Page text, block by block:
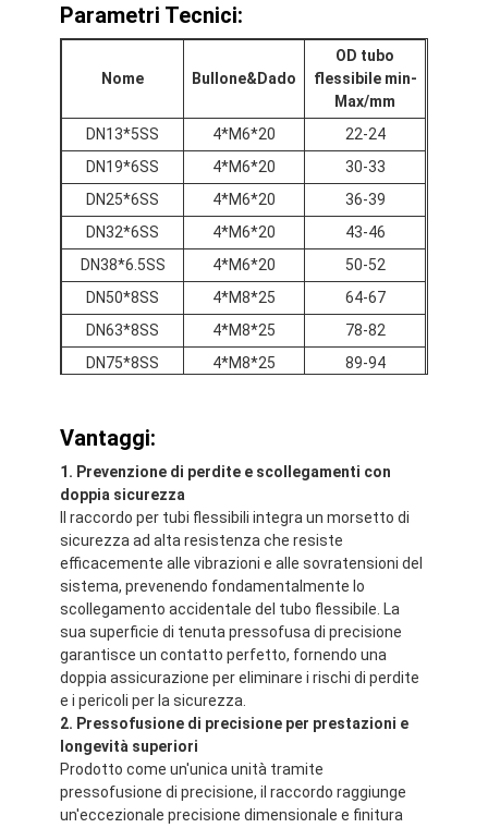
Casa
Prodotti
Circa noi
Parametri Tecnici:
Nome Bullone&Dado
OD tubo
flessibile min-
Max/mm
DN13*5SS
4*M6*20
22-24
DN19*6SS
4*M6*20
30-33
DN25*6SS
4*M6*20
36-39
DN32*6SS
4*M6*20
43-46
DN38*6.5SS
4*M6*20
50-52
DN50*8SS
4*M8*25
64-67
DN63*8SS
4*M8*25
78-82
DN75*8SS
4*M8*25
89-94
DN150*10SS
Vantaggi:
1. Prevenzione di perdite e scollegamenti con
doppia sicurezza
Il raccordo per tubi flessibili integra un morsetto di
sicurezza ad alta resistenza che resiste
efficacemente alle vibrazioni e alle sovratensioni del
sistema, prevenendo fondamentalmente lo
scollegamento accidentale del tubo flessibile. La
sua superficie di tenuta pressofusa di precisione
garantisce un contatto perfetto, fornendo una
doppia assicurazione per eliminare i rischi di perdite
e i pericoli per la sicurezza.
2. Pressofusione di precisione per prestazioni e
longevità superiori
Prodotto come un'unica unità tramite
pressofusione di precisione, il raccordo raggiunge
un'eccezionale precisione dimensionale e finitura